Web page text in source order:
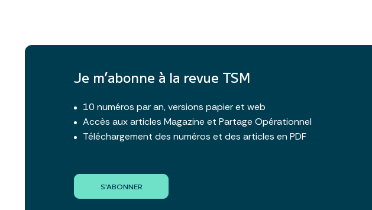
Je m’abonne à la revue TSM
10 numéros par an, versions papier et web
Accès aux articles Magazine et Partage Opérationnel
Téléchargement des numéros et des articles en PDF
S'ABONNER